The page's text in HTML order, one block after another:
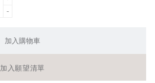
加入購物車
加入願望清單